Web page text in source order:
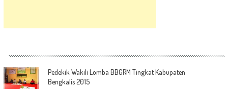
Pedekik Wakili Lomba BBGRM Tingkat Kabupaten
Bengkalis 2015